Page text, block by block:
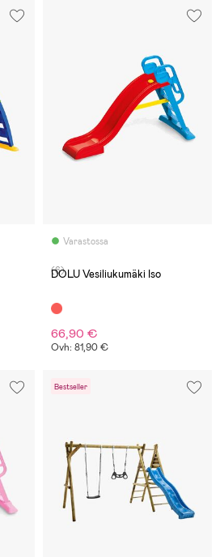
Varastossa
(6)
DOLU Vesiliukumäki Iso
66,90 €
Ovh: 81,90 €
Bestseller